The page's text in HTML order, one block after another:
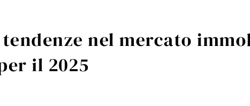
tendenze nel mercato
il 2025